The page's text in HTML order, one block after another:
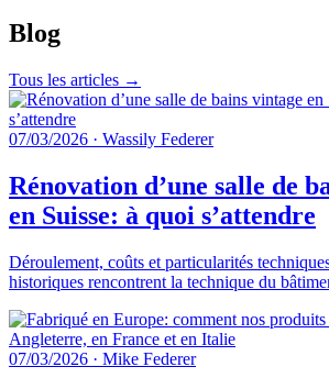
Blog
Tous les articles →
07/03/2026 · Wassily Federer
Rénovation d’une salle de
en Suisse: à quoi s’attendre
Déroulement, coûts et particularités
historiques rencontrent la technique du
07/03/2026 · Mike Federer